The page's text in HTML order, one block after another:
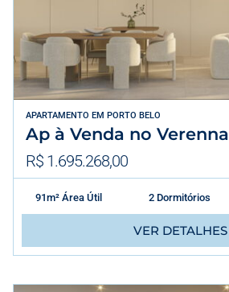
APARTAMENTO EM PORTO BELO
Ap à Venda no Verenna
R$ 1.695.268,00
91m² Área Útil 2 Dormitórios
VER DETALHES